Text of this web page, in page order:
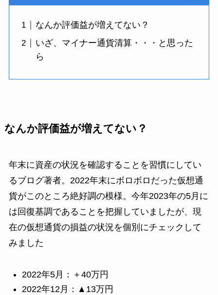
なんか評価益が増えてない？
いざ、マイナー通貨清算・・・と思った
ら
なんか評価益が増えてない？
年末に資産の状況を確認することを習慣にしてい
るブログ著者。2022年末にボロボロだった仮想通
貨がこのところ絶好調の模様。今年2023年の5月に
は回復基調であることを把握していましたが、現
在の仮想通貨の損益の状況を個別にチェックして
みました
2022年5月：＋40万円
2022年12月：▲13万円